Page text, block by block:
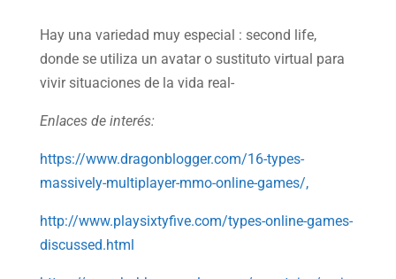
Hay una variedad muy especial : second life,
donde se utiliza un avatar o sustituto virtual para
vivir situaciones de la vida real-
Enlaces de interés:
https://www.dragonblogger.com/16-types-
massively-multiplayer-mmo-online-games/,
http://www.playsixtyfive.com/types-online-games-
discussed.html